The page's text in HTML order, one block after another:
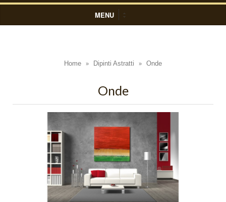
MENU
Composizioni Astratte
Home » Dipinti Astratti » Onde
Onde